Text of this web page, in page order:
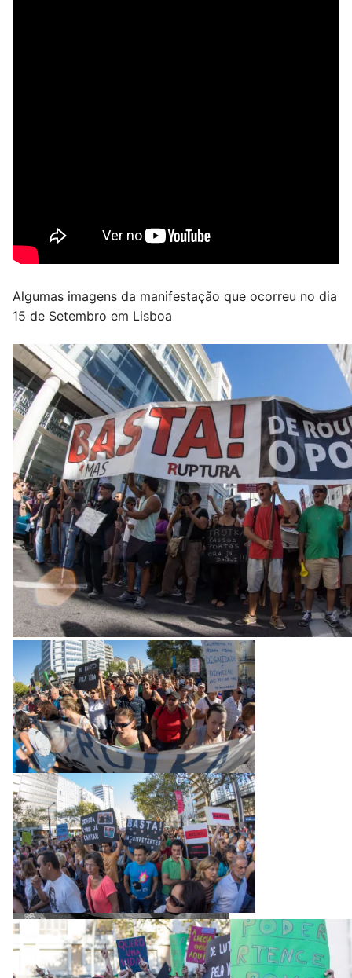
Algumas imagens da manifestação que ocorreu no dia
15 de Setembro em Lisboa